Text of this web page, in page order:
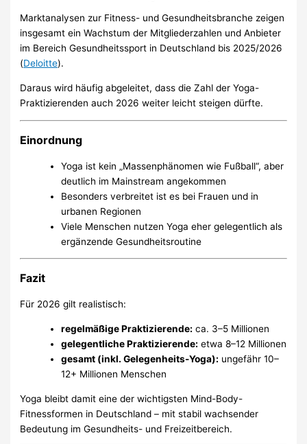
Marktanalysen zur Fitness- und Gesundheitsbranche zeigen
insgesamt ein Wachstum der Mitgliederzahlen und Anbieter
im Bereich Gesundheitssport in Deutschland bis 2025/2026
(Deloitte).
Daraus wird häufig abgeleitet, dass die Zahl der Yoga-
Praktizierenden auch 2026 weiter leicht steigen dürfte.
Einordnung
Yoga ist kein „Massenphänomen wie Fußball“, aber
deutlich im Mainstream angekommen
Besonders verbreitet ist es bei Frauen und in
urbanen Regionen
Viele Menschen nutzen Yoga eher gelegentlich als
ergänzende Gesundheitsroutine
Fazit
Für 2026 gilt realistisch:
regelmäßige Praktizierende: ca. 3–5 Millionen
gelegentliche Praktizierende: etwa 8–12 Millionen
gesamt (inkl. Gelegenheits-Yoga): ungefähr 10–
12+ Millionen Menschen
Yoga bleibt damit eine der wichtigsten Mind-Body-
Fitnessformen in Deutschland – mit stabil wachsender
Bedeutung im Gesundheits- und Freizeitbereich.